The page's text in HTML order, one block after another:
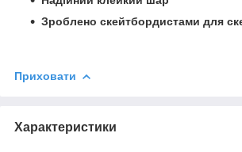
Зроблено скейтбордистами для
Приховати
Характеристики